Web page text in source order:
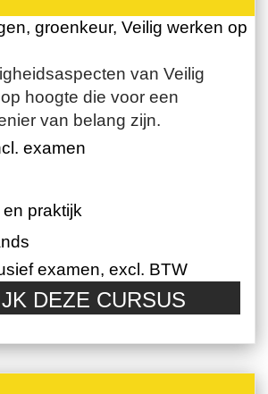
van Veilig
hoogte die voor een
van belang zijn.
examen
praktijk
examen, excl. BTW
DEZE CURSUS